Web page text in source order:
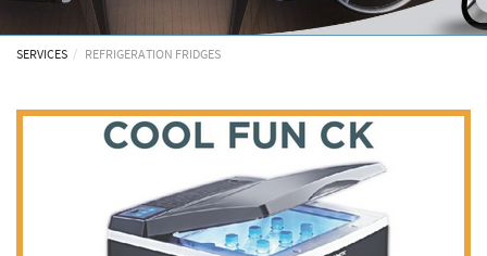
SERVICES REFRIGERATION FRIDGES